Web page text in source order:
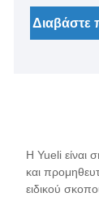
Διαβάστε
Η Yueli είναι
και
ειδικού